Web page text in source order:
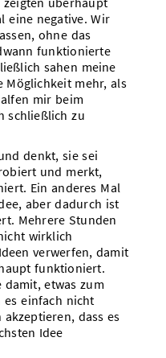
zeigten überhaupt
eine negative. Wir
ohne das
funktionierte
sahen meine
Möglichkeit mehr, als
mir beim
schließlich zu
denkt, sie sei
und merkt,
Ein anderes Mal
aber dadurch ist
Mehrere Stunden
wirklich
verwerfen, damit
funktioniert.
damit, etwas zum
es einfach nicht
dass es
Idee